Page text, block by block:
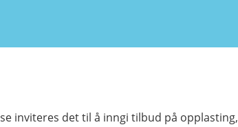
inviteres det til å inngi tilbud på opplasting,